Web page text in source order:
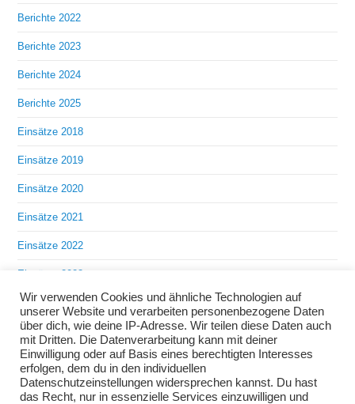
Berichte 2022
Berichte 2023
Berichte 2024
Berichte 2025
Einsätze 2018
Einsätze 2019
Einsätze 2020
Einsätze 2021
Einsätze 2022
Einsätze 2023
Einsätze 2024
Einsätze 2025
Übungen 2018
Übungen 2019
Wir verwenden Cookies und ähnliche Technologien auf
unserer Website und verarbeiten personenbezogene Daten
über dich, wie deine IP-Adresse. Wir teilen diese Daten auch
mit Dritten. Die Datenverarbeitung kann mit deiner
Einwilligung oder auf Basis eines berechtigten Interesses
erfolgen, dem du in den individuellen
Datenschutzeinstellungen widersprechen kannst. Du hast
das Recht, nur in essenzielle Services einzuwilligen und